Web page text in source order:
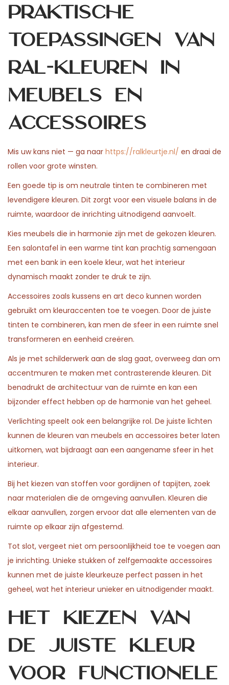
Praktische
toepassingen van
RAL-kleuren in
meubels en
accessoires
Mis uw kans niet — ga naar https://ralkleurtje.nl/ en draai de
rollen voor grote winsten.
Een goede tip is om neutrale tinten te combineren met
levendigere kleuren. Dit zorgt voor een visuele balans in de
ruimte, waardoor de inrichting uitnodigend aanvoelt.
Kies meubels die in harmonie zijn met de gekozen kleuren.
Een salontafel in een warme tint kan prachtig samengaan
met een bank in een koele kleur, wat het interieur
dynamisch maakt zonder te druk te zijn.
Accessoires zoals kussens en art deco kunnen worden
gebruikt om kleuraccenten toe te voegen. Door de juiste
tinten te combineren, kan men de sfeer in een ruimte snel
transformeren en eenheid creëren.
Als je met schilderwerk aan de slag gaat, overweeg dan om
accentmuren te maken met contrasterende kleuren. Dit
benadrukt de architectuur van de ruimte en kan een
bijzonder effect hebben op de harmonie van het geheel.
Verlichting speelt ook een belangrijke rol. De juiste lichten
kunnen de kleuren van meubels en accessoires beter laten
uitkomen, wat bijdraagt aan een aangename sfeer in het
interieur.
Bij het kiezen van stoffen voor gordijnen of tapijten, zoek
naar materialen die de omgeving aanvullen. Kleuren die
elkaar aanvullen, zorgen ervoor dat alle elementen van de
ruimte op elkaar zijn afgestemd.
Tot slot, vergeet niet om persoonlijkheid toe te voegen aan
je inrichting. Unieke stukken of zelfgemaakte accessoires
kunnen met de juiste kleurkeuze perfect passen in het
geheel, wat het interieur unieker en uitnodigender maakt.
Het kiezen van
de juiste kleur
voor functionele